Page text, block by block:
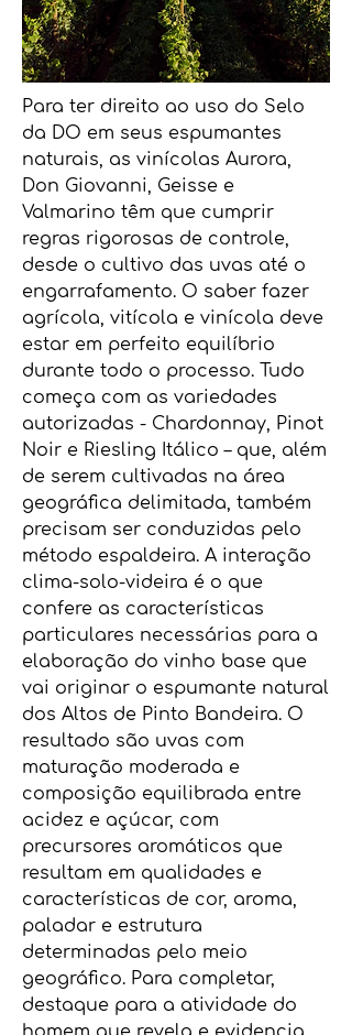
Para ter direito ao uso do Selo
da DO em seus espumantes
naturais, as vinícolas Aurora,
Don Giovanni, Geisse e
Valmarino têm que cumprir
regras rigorosas de controle,
desde o cultivo das uvas até o
engarrafamento. O saber fazer
agrícola, vitícola e vinícola deve
estar em perfeito equilíbrio
durante todo o processo. Tudo
começa com as variedades
autorizadas - Chardonnay, Pinot
Noir e Riesling Itálico – que, além
de serem cultivadas na área
geográfica delimitada, também
precisam ser conduzidas pelo
método espaldeira. A interação
clima-solo-videira é o que
confere as características
particulares necessárias para a
elaboração do vinho base que
vai originar o espumante natural
dos Altos de Pinto Bandeira. O
resultado são uvas com
maturação moderada e
composição equilibrada entre
acidez e açúcar, com
precursores aromáticos que
resultam em qualidades e
características de cor, aroma,
paladar e estrutura
determinadas pelo meio
geográfico. Para completar,
destaque para a atividade do